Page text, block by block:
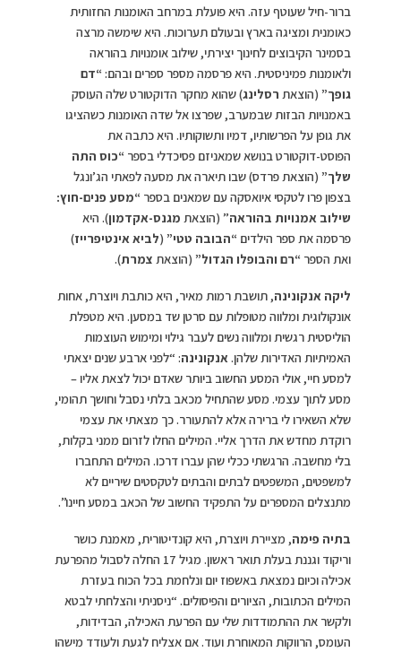
ברור-חיל שעוטף עזה. היא פועלת במרחב האומנות החזותית
כאומנית ומציגה בארץ ובעולם תערוכות. היא שימשה מרצה
בסמינר הקיבוצים לחינוך יצירתי, שילוב אומנויות בהוראה
ולאומנות פמיניסטית. היא פרסמה מספר ספרים ובהם:“דם
גופך” (הוצאת רסלינג) שהוא מחקר הדוקטורט שלה העוסק
באמנויות הבזות שבמערב, שפרצו אל שדה האומנות כשהציגו
את גופן על הפרשותיו, דמיו ותשוקותיו. היא כתבה את
הפוסט-דוקטורט בנושא שמאניזם פסיכדלי בספר“כוס התה
שלך” (הוצאת פרדס) שבו תיארה את מסעה לפאתי הג’ונגל
בצפון פרו לטקסי איואסקה עם שמאנים בספר“מסע פנים-חוץ:
שילוב אמנויות בהוראה” (הוצאת מגנס-אקדמון). היא
פרסמה את ספר הילדים“הבובה טטי” (לביא אינטיפרייז)
ואת הספר“רם והבופלו הגדול” (הוצאת צמרת).
ליקה אנקונינה, תושבת רמות מאיר, היא כותבת ויוצרת, אחות
אונקולוגית ומלווה מטופלות עם סרטן שד במסען. היא מטפלת
הוליסטית רגשית ומלווה נשים לעבר גילוי ומימוש העוצמות
האמיתיות האדירות שלהן. אנקונינה: “לפני ארבע שנים יצאתי
למסע חיי, אולי המסע החשוב ביותר שאדם יכול לצאת אליו –
מסע לתוך עצמי. מסע שהתחיל מכאב בלתי נסבל וחושך תהומי,
שלא השאירו לי ברירה אלא להתעורר. כך מצאתי את עצמי
רוקדת מחדש את הדרך אליי. המילים החלו לזרום ממני בקלות,
בלי מחשבה. הרגשתי ככלי שהן עברו דרכו. המילים התחברו
למשפטים, המשפטים לבתים והבתים לטקסטים שיריים לא
מתנצלים המספרים על התפקיד החשוב של הכאב במסע חיינו”.
בתיה פימה, מציירת ויוצרת, היא קונדיטורית, מאמנת כושר
וריקוד וגננת בעלת תואר ראשון. מגיל 17 החלה לסבול מהפרעת
אכילה וכיום נמצאת באשפוז יום ונלחמת בכל הכוח בעזרת
המילים הכתובות, הציורים והפיסולים. “ניסניתי והצלחתי לבטא
ולקשר את ההתמודדות שלי עם הפרעת האכילה, הבדידות,
העומס, הרווקות המאוחרת ועוד. אם אצליח לגעת ולעודד מישהו